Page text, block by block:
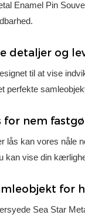
Enamel Pin
detaljer og
til at vise
perfekte
for nem
lås kan vores nåle
kan vise din
for
Sea Star